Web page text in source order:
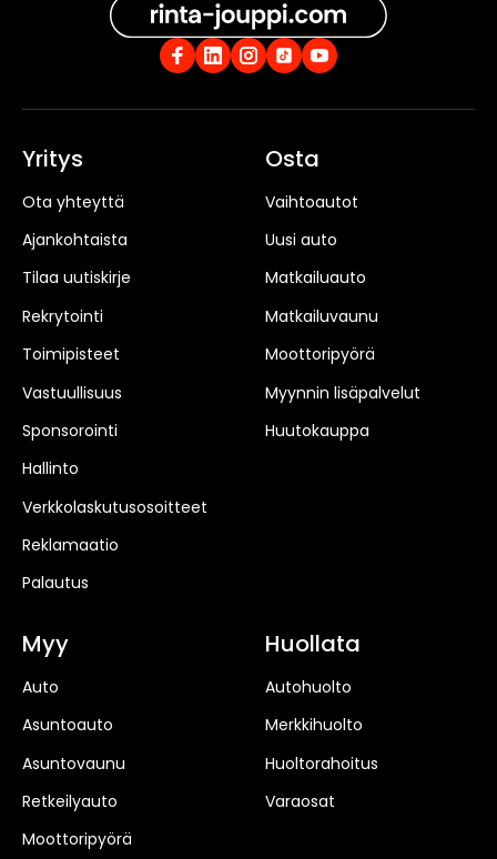
Yritys
Ota yhteyttä
Ajankohtaista
Tilaa uutiskirje
Rekrytointi
Toimipisteet
Vastuullisuus
Sponsorointi
Hallinto
Verkkolaskutusosoitteet
Reklamaatio
Palautus
Osta
Vaihtoautot
Uusi auto
Matkailuauto
Matkailuvaunu
Moottoripyörä
Myynnin lisäpalvelut
Huutokauppa
Myy
Auto
Asuntoauto
Asuntovaunu
Retkeilyauto
Moottoripyörä
Huollata
Autohuolto
Merkkihuolto
Huoltorahoitus
Varaosat